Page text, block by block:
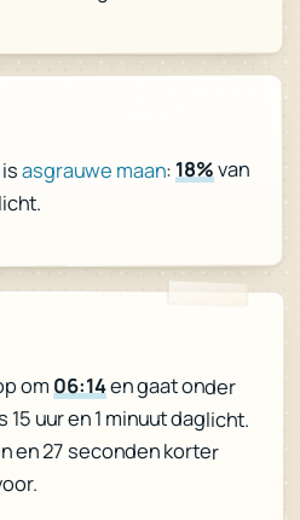
isasgrauwe maan:18%van
om 06:14en gaat onder
15 uur en 1 minuut daglicht.
en 27 seconden korter